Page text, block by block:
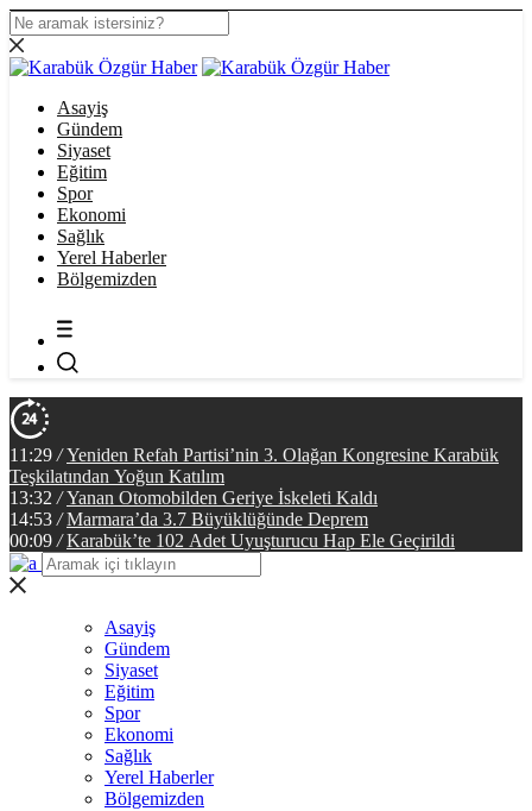
Asayiş
Gündem
Siyaset
Eğitim
Spor
Ekonomi
Sağlık
Yerel Haberler
Bölgemizden
11:29 / Yeniden Refah Partisi’nin 3. Olağan Kongresine Karabük
Teşkilatından Yoğun Katılım
13:32 / Yanan Otomobilden Geriye İskeleti Kaldı
14:53 / Marmara’da 3.7 Büyüklüğünde Deprem
00:09 / Karabük’te 102 Adet Uyuşturucu Hap Ele Geçirildi
Asayiş
Gündem
Siyaset
Eğitim
Spor
Ekonomi
Sağlık
Yerel Haberler
Bölgemizden